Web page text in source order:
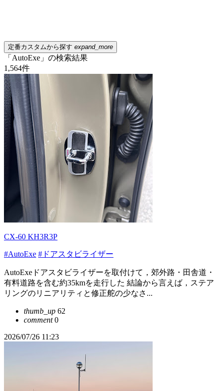
定番カスタムから探す expand_more
「AutoExe」の検索結果
1,564件
CX-60 KH3R3P
#AutoExe #ドアスタビライザー
AutoExeドアスタビライザーを取付けて，郊外路・田舎道・
有料道路を含む約35kmを走行した 結論から言えば，ステア
リングのリニアリティと修正舵の少なさ...
thumb_up 62
comment0
2026/07/26 11:23